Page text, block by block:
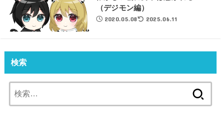
（デジモン編）
2020.05.08 2025.06.11
検索
索: